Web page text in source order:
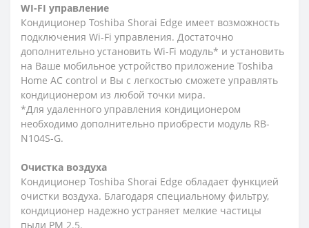
WI-FI управление
Кондиционер Toshiba Shorai Edge имеет возможность
подключения Wi-Fi управления. Достаточно
дополнительно установить Wi-Fi модуль* и установить
на Ваше мобильное устройство приложение Toshiba
Home AC control и Вы с легкостью сможете управлять
кондиционером из любой точки мира.
*Для удаленного управления кондиционером
необходимо дополнительно приобрести модуль RB-
N104S-G.
Очистка воздуха
Кондиционер Toshiba Shorai Edge обладает функцией
очистки воздуха. Благодаря специальному фильтру,
кондиционер надежно устраняет мелкие частицы
пыли PM 2.5.